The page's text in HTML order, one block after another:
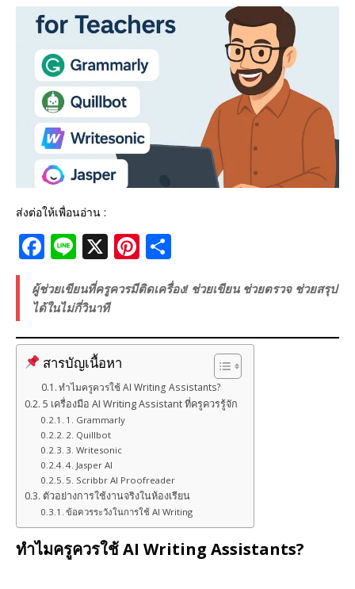
ส่งต่อให้เพื่อนอ่าน :
F
c
e
b
o
o
k
Li
e
X Pi
te
e
h
ar
ผู้ช่วยเขียนที่ครูควรมีติดเครื่อง! ช่วยเขียน ช่วยตรวจ ช่วยสรุป
ได้ในไม่กี่วินาที
สารบัญเนื้อหา
ทำไมครูควรใช้ AI Writing Assistants?
5 เครื่องมือ AI Writing Assistant ที่ครูควรรู้จัก
1. Grammarly
2. Quillbot
3. Writesonic
4. Jasper AI
5. Scribbr AI Proofreader
ตัวอย่างการใช้งานจริงในห้องเรียน
ข้อควรระวังในการใช้ AI Writing
ทำไมครูควรใช้ AI Writing Assistants?